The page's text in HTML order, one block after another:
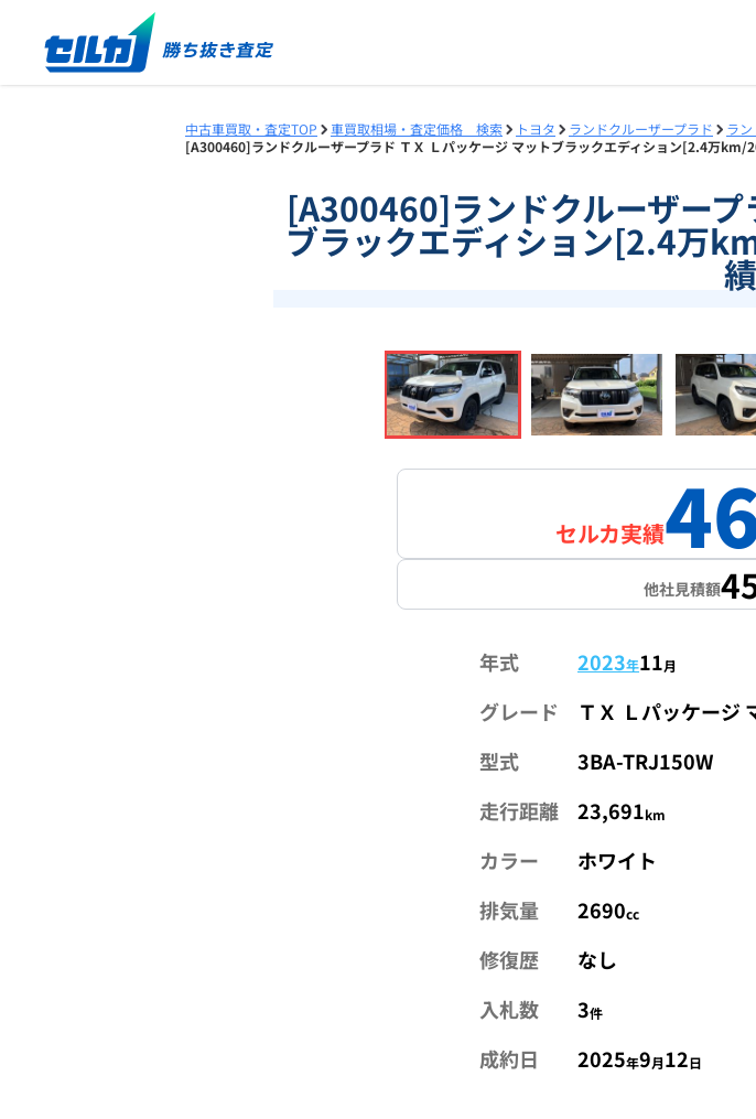
中古車買取・査定TOP 車買取相場・査定価格 検索 トヨタ ランドクルーザープラド
ラ
[A300460]ランドクルーザープラド ＴＸ Ｌパッケージ マットブラックエディション[2.4万km/
[A300460]ランドクルーザープ
ブラックエディション[2.4万
績
セルカ実績
他社見積額
年式 2023年11月
グレード
ＴＸ Ｌパッケージ
型式
3BA-TRJ150W
走行距離
23,691km
カラー
ホワイト
排気量
2690cc
修復歴
なし
入札数
3件
成約日 2025年9月12日